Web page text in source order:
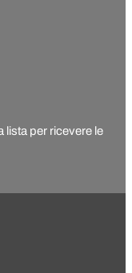
lista per ricevere le